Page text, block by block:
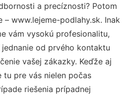
a precíznosti? Potom
– www.lejeme-podlahy.sk. Inak
vám vysokú profesionalitu,
od prvého kontaktu
vašej zákazky. Keďže aj
tu pre vás nielen počas
riešenia prípadnej